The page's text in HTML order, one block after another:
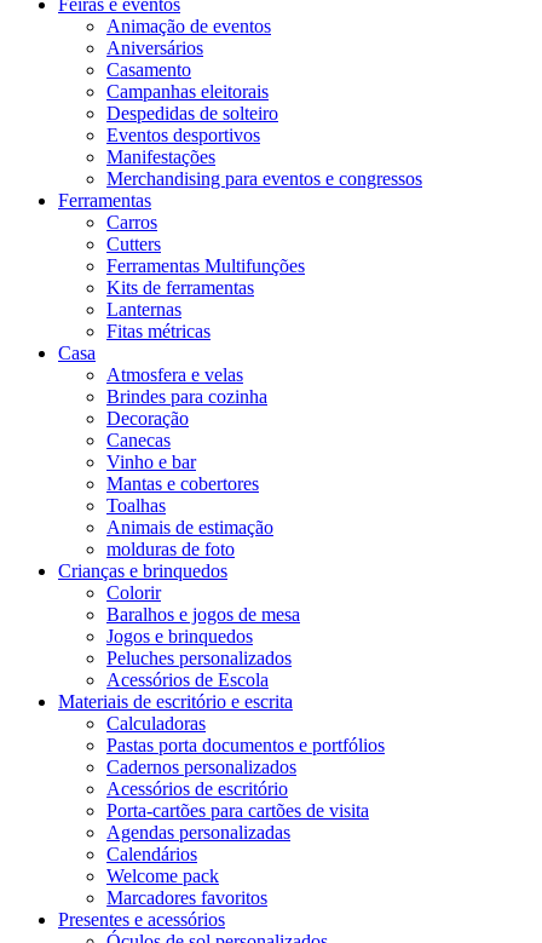
Animação de eventos
Aniversários
Casamento
Campanhas eleitorais
Despedidas de solteiro
Eventos desportivos
Manifestações
Merchandising para eventos e congressos
Ferramentas
Carros
Cutters
Ferramentas Multifunções
Kits de ferramentas
Lanternas
Fitas métricas
Casa
Atmosfera e velas
Brindes para cozinha
Decoração
Canecas
Vinho e bar
Mantas e cobertores
Toalhas
Animais de estimação
molduras de foto
Crianças e brinquedos
Colorir
Baralhos e jogos de mesa
Jogos e brinquedos
Peluches personalizados
Acessórios de Escola
Materiais de escritório e escrita
Calculadoras
Pastas porta documentos e portfólios
Cadernos personalizados
Acessórios de escritório
Porta-cartões para cartões de visita
Agendas personalizadas
Calendários
Welcome pack
Marcadores favoritos
Presentes e acessórios